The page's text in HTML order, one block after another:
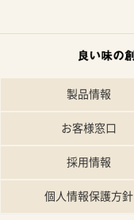
製品情報
お客様窓口
採用情報
個人情報保護方針